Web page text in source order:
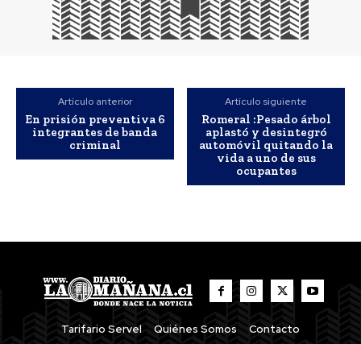
Artículo anterior
En prisión preventiva 6
integrantes de banda
criminal
Artículo siguiente
Romeral :Pesado árbol
aplastó y desintegró
automóvil quitando la
vida a uno de sus
ocupantes
Tarifario Servel Quiénes Somos Contacto